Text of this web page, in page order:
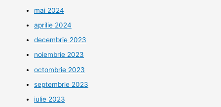
mai 2024
aprilie 2024
decembrie 2023
noiembrie 2023
octombrie 2023
septembrie 2023
iulie 2023